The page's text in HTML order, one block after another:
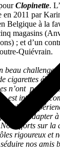
Clopinette.
en 2011 par
Belgique à la
magasins
; et d’un
Quiévrain.
beau challenge,
cigarettes
n’ont pas le
est interdite,
riche
nous adapter
efforts sur la
rigoureux et
nos amis